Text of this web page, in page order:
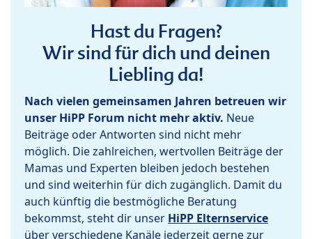
Hast du Fragen?
Wir sind für dich und deinen
Liebling da!
Nach vielen gemeinsamen Jahren betreuen wir
unser HiPP Forum nicht mehr aktiv. Neue
Beiträge oder Antworten sind nicht mehr
möglich. Die zahlreichen, wertvollen Beiträge der
Mamas und Experten bleiben jedoch bestehen
und sind weiterhin für dich zugänglich. Damit du
auch künftig die bestmögliche Beratung
bekommst, steht dir unser HiPP Elternservice
über verschiedene Kanäle jederzeit gerne zur